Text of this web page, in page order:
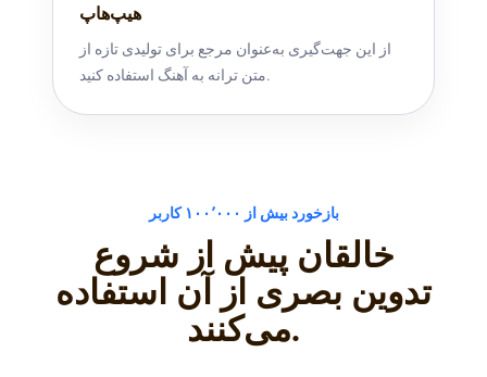
هیپ‌هاپ
از این جهت‌گیری به‌عنوان مرجع برای تولیدی تازه از
متن ترانه به آهنگ استفاده کنید.
بازخورد بیش از ۱۰۰٬۰۰۰ کاربر
خالقان پیش از شروع
تدوین بصری از آن استفاده
می‌کنند.